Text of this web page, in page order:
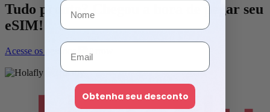
Tudo pronto? Chegou a hora de pegar seu
eSIM!
Acesse os destinos
Obtenha seu desconto